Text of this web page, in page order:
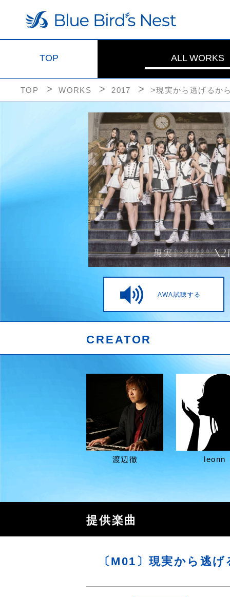
TOP ALL WORKS
TOP WORKS 2017 >現実から逃げるか
AWA試聴する
CREATOR
渡辺徹 leonn
提供楽曲
〔M01〕現実から逃